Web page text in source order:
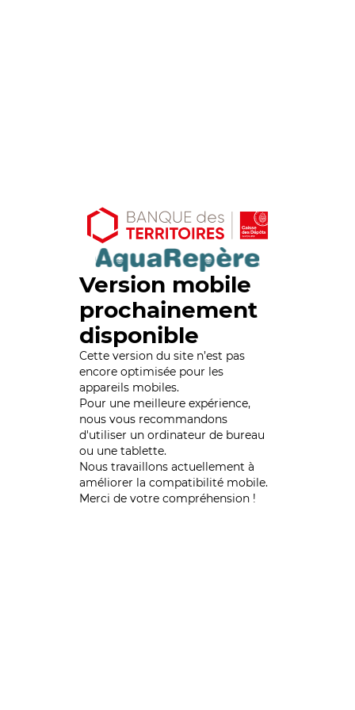
Version mobile
prochainement
disponible
Cette version du site n’est pas
encore optimisée pour les
appareils mobiles.
Pour une meilleure expérience,
nous vous recommandons
d'utiliser un ordinateur de bureau
ou une tablette.
Nous travaillons actuellement à
améliorer la compatibilité mobile.
Merci de votre compréhension !